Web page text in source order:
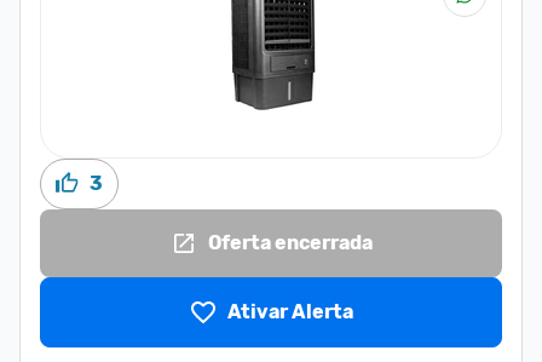
3
Oferta encerrada
Ativar Alerta